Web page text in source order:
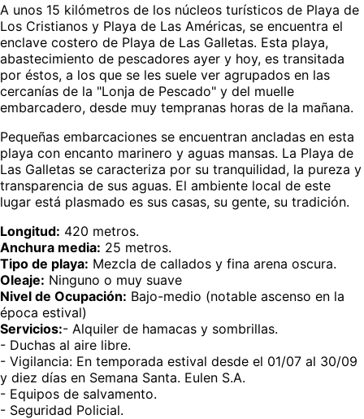
A unos 15 kilómetros de los núcleos turísticos de Playa de
Los Cristianos y Playa de Las Américas, se encuentra el
enclave costero de Playa de Las Galletas. Esta playa,
abastecimiento de pescadores ayer y hoy, es transitada
por éstos, a los que se les suele ver agrupados en las
cercanías de la "Lonja de Pescado" y del muelle
embarcadero, desde muy tempranas horas de la mañana.
Pequeñas embarcaciones se encuentran ancladas en esta
playa con encanto marinero y aguas mansas. La Playa de
Las Galletas se caracteriza por su tranquilidad, la pureza y
transparencia de sus aguas. El ambiente local de este
lugar está plasmado es sus casas, su gente, su tradición.
Longitud: 420 metros.
Anchura media: 25 metros.
Tipo de playa: Mezcla de callados y fina arena oscura.
Oleaje: Ninguno o muy suave
Nivel de Ocupación: Bajo-medio (notable ascenso en la
época estival)
Servicios:- Alquiler de hamacas y sombrillas.
- Duchas al aire libre.
- Vigilancia: En temporada estival desde el 01/07 al 30/09
y diez días en Semana Santa. Eulen S.A.
- Equipos de salvamento.
- Seguridad Policial.